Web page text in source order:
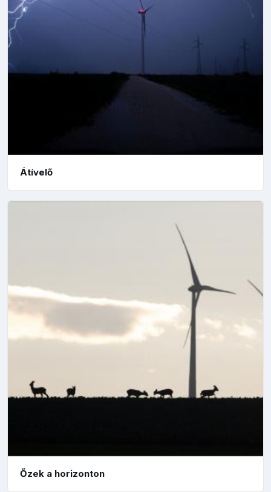
Átívelő
Őzek a horizonton